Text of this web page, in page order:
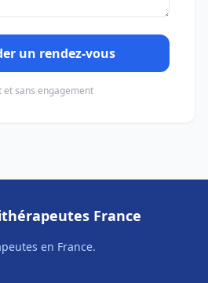
un rendez-vous
et sans engagement
France
en France.